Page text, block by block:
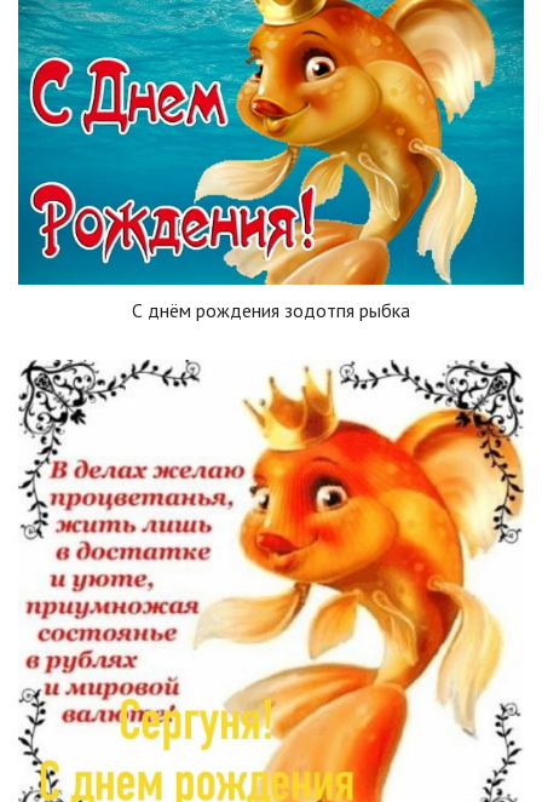
С днём рождения зодотпя рыбка